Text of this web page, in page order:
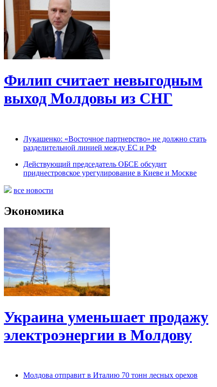
Филип считает невыгодным
выход Молдовы из СНГ
Лукашенко: «Восточное партнерство» не должно стать
разделительной линией между ЕС и РФ
Действующий председатель ОБСЕ обсудит
приднестровское урегулирование в Киеве и Москве
все новости
Экономика
Украина уменьшает продажу
электроэнергии в Молдову
Молдова отправит в Италию 70 тонн лесных орехов